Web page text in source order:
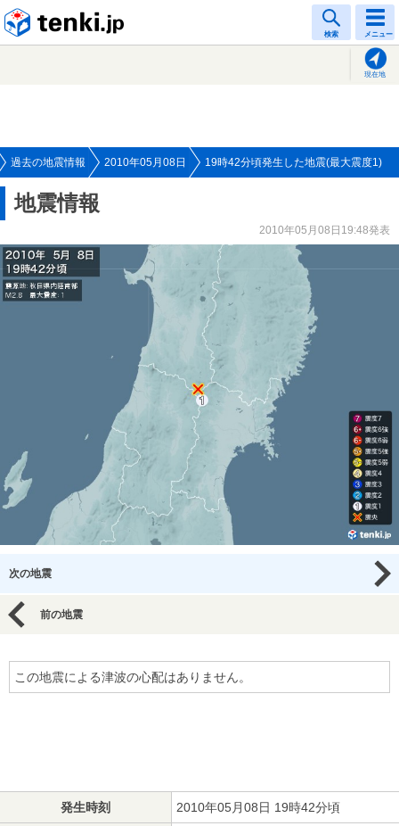
検索 メニュー
現在地
過去の地震情報 2010年05月08日 19時42分頃発生した地震(最大震度1)
地震情報
2010年05月08日19:48発表
次の地震
前の地震
この地震による津波の心配はありません。
発生時刻 2010年05月08日 19時42分頃